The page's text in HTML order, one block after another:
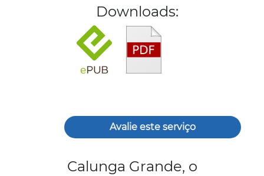
Downloads:
Avalie este serviço
Calunga Grande, o